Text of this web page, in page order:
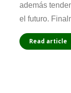
además
el futuro.
Read article